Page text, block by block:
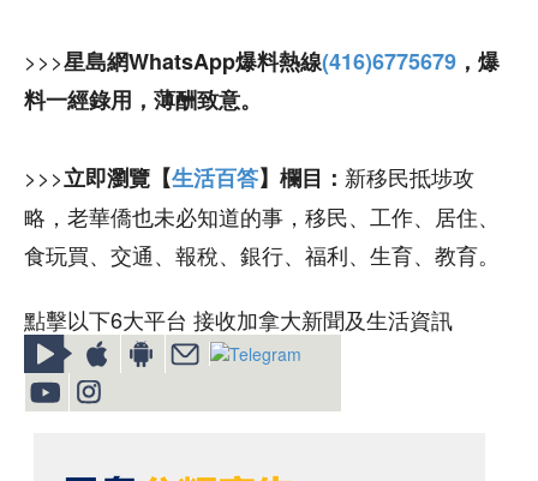
>>>星島網WhatsApp爆料熱線(416)6775679 ，爆
料一經錄用，薄酬致意。
>>>立即瀏覽【生活百答】欄目： 新移民抵埗攻
略，老華僑也未必知道的事，移民、工作、居住、
食玩買、交通、報稅、銀行、福利、生育、教育。
點擊以下6大平台 接收加拿大新聞及生活資訊